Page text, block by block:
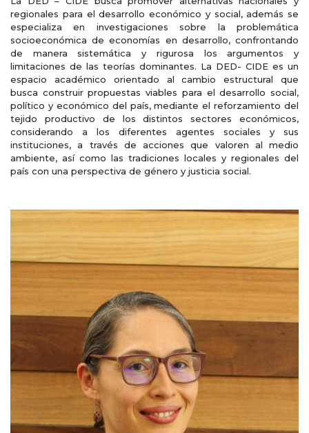
regionales para el desarrollo económico y social, además se
especializa en investigaciones sobre la problemática
socioeconómica de economías en desarrollo, confrontando
de manera sistemática y rigurosa los argumentos y
limitaciones de las teorías dominantes. La DED- CIDE es un
espacio académico orientado al cambio estructural que
busca construir propuestas viables para el desarrollo social,
político y económico del país, mediante el reforzamiento del
tejido productivo de los distintos sectores económicos,
considerando a los diferentes agentes sociales y sus
instituciones, a través de acciones que valoren al medio
ambiente, así como las tradiciones locales y regionales del
país con una perspectiva de género y justicia social.